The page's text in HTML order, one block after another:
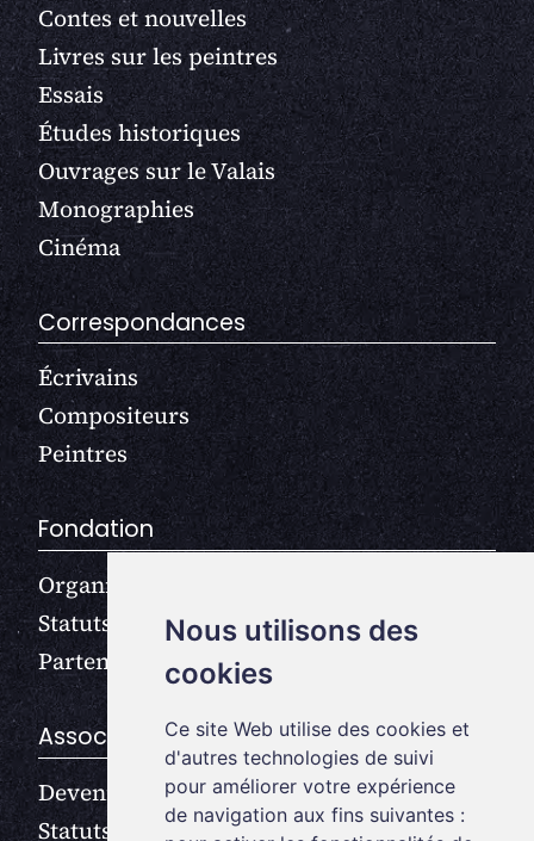
Nous utilisons des
cookies
Ce site Web utilise des cookies et
d'autres technologies de suivi
pour améliorer votre expérience
de navigation aux fins suivantes :
Contes et nouvelles
Livres sur les peintres
Essais
Études historiques
Ouvrages sur le Valais
Monographies
Cinéma
Correspondances
Écrivains
Compositeurs
Peintres
Fondation
Organisation
Statuts
Partenaires
Association
Devenir membre
Statuts